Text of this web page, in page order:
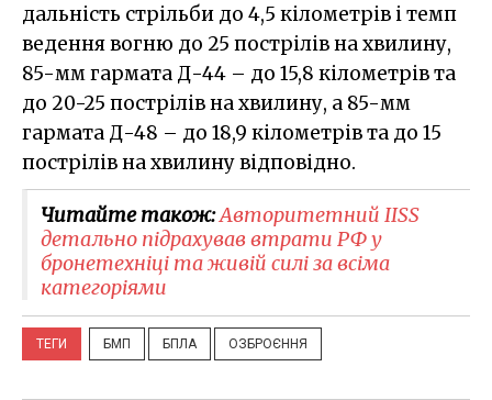
дальність стрільби до 4,5 кілометрів і темп
ведення вогню до 25 пострілів на хвилину,
85-мм гармата Д-44 – до 15,8 кілометрів та
до 20-25 пострілів на хвилину, а 85-мм
гармата Д-48 – до 18,9 кілометрів та до 15
пострілів на хвилину відповідно.
Читайте також:Авторитетний IISS
детально підрахував втрати РФ у
бронетехніці та живій силі за всіма
категоріями
ТЕГИ БМП БПЛА ОЗБРОЄННЯ